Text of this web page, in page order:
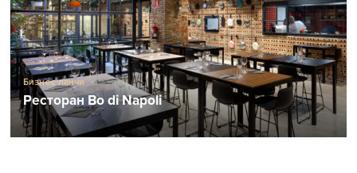
Бизнес ланчи
Ресторан Bo di Napoli